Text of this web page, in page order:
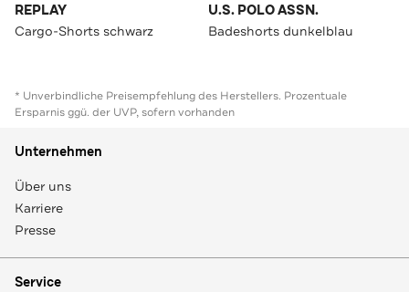
REPLAY
Cargo-Shorts schwarz
U.S. POLO ASSN.
Badeshorts dunkelblau
* Unverbindliche Preisempfehlung des Herstellers. Prozentuale
Ersparnis ggü. der UVP, sofern vorhanden
Unternehmen
Über uns
Karriere
Presse
Service